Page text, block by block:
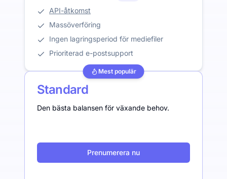
API-åtkomst
Massöverföring
Ingen lagringsperiod för mediefiler
Prioriterad e-postsupport
Mest populär
Standard
Den bästa balansen för växande behov.
Prenumerera nu